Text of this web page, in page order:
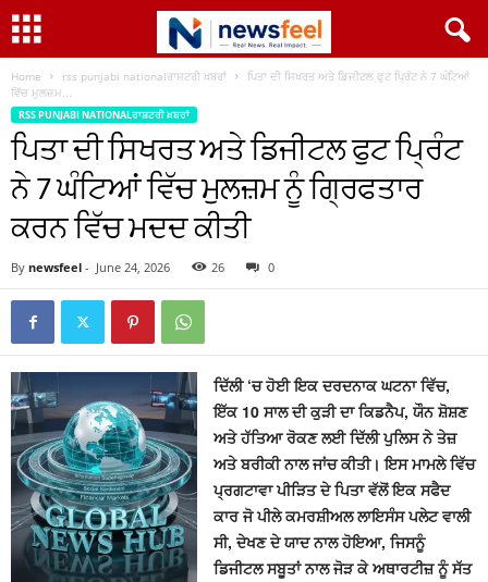
Home rss punjabi nationalਰਾਸ਼ਟਰੀ ਖ਼ਬਰਾਂ
ਪਿਤਾ ਦੀ ਸਿਖਰਤ ਅਤੇ ਡਿਜੀਟਲ ਫੁਟ ਪ੍ਰਿੰਟ ਨੇ 7 ਘੰਟਿਆਂ
ਵਿੱਚ ਮੁਲਜ਼ਮ...
RSS PUNJABI NATIONALਰਾਸ਼ਟਰੀ ਖ਼ਬਰਾਂ
ਪਿਤਾ ਦੀ ਸਿਖਰਤ ਅਤੇ ਡਿਜੀਟਲ ਫੁਟ ਪ੍ਰਿੰਟ
ਨੇ 7 ਘੰਟਿਆਂ ਵਿੱਚ ਮੁਲਜ਼ਮ ਨੂੰ ਗ੍ਰਿਫਤਾਰ
ਕਰਨ ਵਿੱਚ ਮਦਦ ਕੀਤੀ
By newsfeel - June 24, 2026 26 0
ਦਿੱਲੀ ‘ਚ ਹੋਈ ਇਕ ਦਰਦਨਾਕ ਘਟਨਾ ਵਿੱਚ,
ਇੱਕ 10 ਸਾਲ ਦੀ ਕੁੜੀ ਦਾ ਕਿਡਨੈਪ, ਯੌਨ ਸ਼ੋਸ਼ਣ
ਅਤੇ ਹੱਤਿਆ ਰੋਕਣ ਲਈ ਦਿੱਲੀ ਪੁਲਿਸ ਨੇ ਤੇਜ਼
ਅਤੇ ਬਰੀਕੀ ਨਾਲ ਜਾਂਚ ਕੀਤੀ। ਇਸ ਮਾਮਲੇ ਵਿੱਚ
ਪ੍ਰਗਟਾਵਾ ਪੀੜਿਤ ਦੇ ਪਿਤਾ ਵੱਲੋਂ ਇਕ ਸਫੈਦ
ਕਾਰ ਜੋ ਪੀਲੇ ਕਮਰਸ਼ੀਅਲ ਲਾਇਸੰਸ ਪਲੇਟ ਵਾਲੀ
ਸੀ, ਦੇਖਣ ਦੇ ਯਾਦ ਨਾਲ ਹੋਇਆ, ਜਿਸਨੂੰ
ਡਿਜੀਟਲ ਸਬੂਤਾਂ ਨਾਲ ਜੋੜ ਕੇ ਅਥਾਰਟੀਜ਼ ਨੂੰ ਸੱਤ